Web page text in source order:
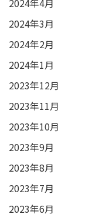
2024年3月
2024年2月
2024年1月
2023年12月
2023年11月
2023年10月
2023年9月
2023年8月
2023年7月
2023年6月